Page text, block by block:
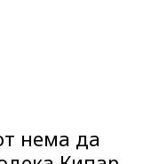
нема да